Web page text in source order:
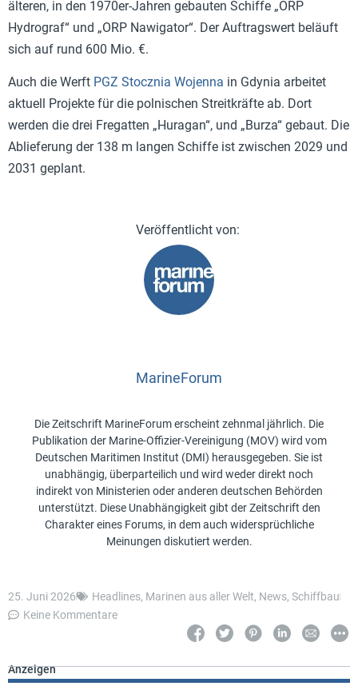
älteren, in den 1970er-Jahren gebauten Schiffe „ORP
Hydrograf“ und „ORP Nawigator“. Der Auftragswert beläuft
sich auf rund 600 Mio. €.
Auch die Werft PGZ Stocznia Wojenna in Gdynia arbeitet
aktuell Projekte für die polnischen Streitkräfte ab. Dort
werden die drei Fregatten „Huragan“, und „Burza“ gebaut. Die
Ablieferung der 138 m langen Schiffe ist zwischen 2029 und
2031 geplant.
MarineForum
Die Zeitschrift MarineForum erscheint zehnmal jährlich. Die
Publikation der Marine-Offizier-Vereinigung (MOV) wird vom
Deutschen Maritimen Institut (DMI) herausgegeben. Sie ist
unabhängig, überparteilich und wird weder direkt noch
indirekt von Ministerien oder anderen deutschen Behörden
unterstützt. Diese Unabhängigkeit gibt der Zeitschrift den
Charakter eines Forums, in dem auch widersprüchliche
Meinungen diskutiert werden.
25. Juni 2026 Headlines, Marinen aus aller Welt, News, Schiffbau
Keine Kommentare
Anzeigen